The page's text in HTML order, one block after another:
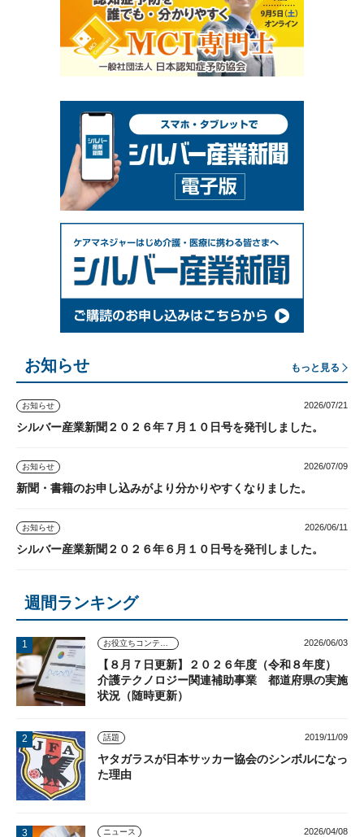
お知らせ もっと見る
お知らせ 2026/07/21
シルバー産業新聞２０２６年７月１０日号を発刊しました。
お知らせ 2026/07/09
新聞・書籍のお申し込みがより分かりやすくなりました。
お知らせ 2026/06/11
シルバー産業新聞２０２６年６月１０日号を発刊しました。
週間ランキング
2026/06/03
【８月７日更新】２０２６年度（令和８年度）
介護テクノロジー関連補助事業 都道府県の実施
状況（随時更新）
話題 2019/11/09
ヤタガラスが日本サッカー協会のシンボルになっ
た理由
ニュース 2026/04/08